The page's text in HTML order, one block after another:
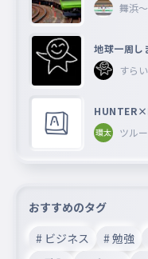
舞浜
地球一周し
すら
ツル
おすすめのタグ
# ビジネス # 勉強